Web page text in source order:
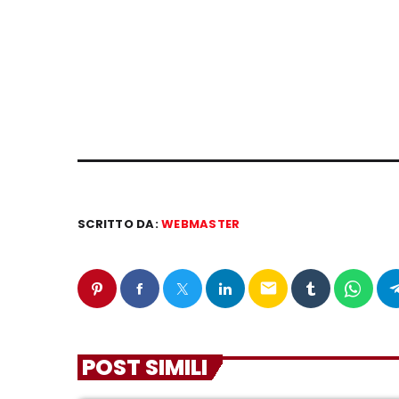
SCRITTO DA:WEBMASTER
email
POST SIMILI